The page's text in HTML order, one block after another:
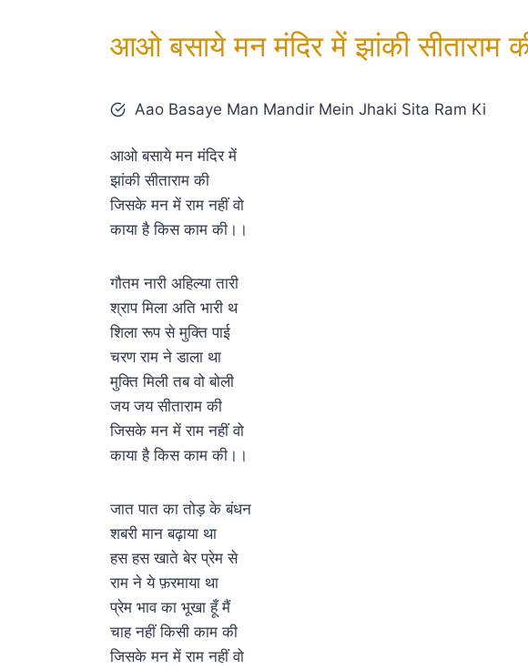
आओ बसाये मन मंदिर में झांकी सीताराम
Aao Basaye Man Mandir Mein Jhaki Sita Ram Ki
आओ बसाये मन मंदिर में
झांकी सीताराम की
जिसके मन में राम नहीं वो
काया है किस काम की।।
गौतम नारी अहिल्या तारी
श्राप मिला अति भारी थ
शिला रूप से मुक्ति पाई
चरण राम ने डाला था
मुक्ति मिली तब वो बोली
जय जय सीताराम की
जिसके मन में राम नहीं वो
काया है किस काम की।।
जात पात का तोड़ के बंधन
शबरी मान बढ़ाया था
हस हस खाते बेर प्रेम से
राम ने ये फ़रमाया था
प्रेम भाव का भूखा हूँ मैं
चाह नहीं किसी काम की
जिसके मन में राम नहीं वो